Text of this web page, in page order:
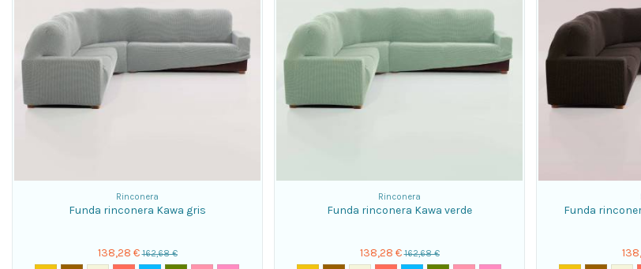
Rinconera
Funda rinconera Kawa gris
138,28 € 162,68 €
Rinconera
Funda rinconera Kawa verde
138,28 € 162,68 €
Funda